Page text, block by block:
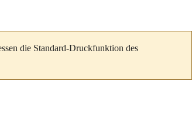
die Standard-Druckfunktion des